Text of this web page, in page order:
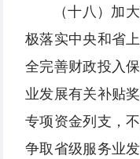
（十八）加
极落实中央和省
全完善财政投入
业发展有关补贴
专项资金列支，
争取省级服务业